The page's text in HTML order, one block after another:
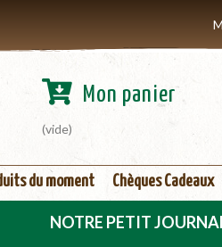
Mon panier
(vide)
du moment Chèques Cadeaux
PETIT JOURNAL DU